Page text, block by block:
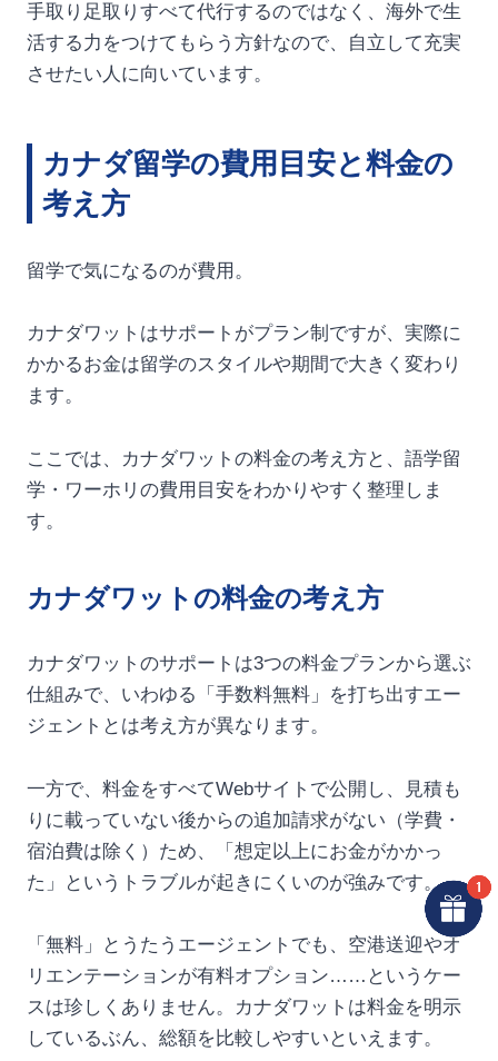
手取り足取りすべて代行するのではなく、海外で生
活する力をつけてもらう方針なので、自立して充実
させたい人に向いています。
カナダ留学の費用目安と料金の
考え方
留学で気になるのが費用。
カナダワットはサポートがプラン制ですが、実際に
かかるお金は留学のスタイルや期間で大きく変わり
ます。
ここでは、カナダワットの料金の考え方と、語学留
学・ワーホリの費用目安をわかりやすく整理しま
す。
カナダワットの料金の考え方
カナダワットのサポートは3つの料金プランから選ぶ
仕組みで、いわゆる「手数料無料」を打ち出すエー
ジェントとは考え方が異なります。
一方で、料金をすべてWebサイトで公開し、見積も
りに載っていない後からの追加請求がない（学費・
宿泊費は除く）ため、「想定以上にお金がかかっ
た」というトラブルが起きにくいのが強みです。
「無料」とうたうエージェントでも、空港送迎やオ
リエンテーションが有料オプション……というケー
スは珍しくありません。カナダワットは料金を明示
しているぶん、総額を比較しやすいといえます。